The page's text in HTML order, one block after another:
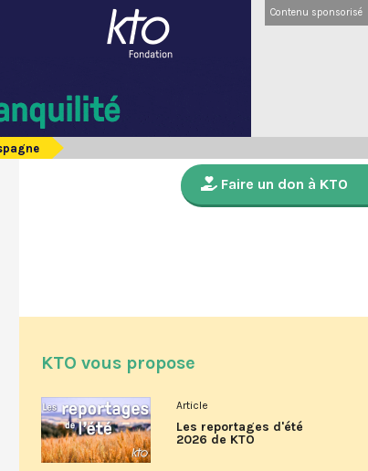
Contenu sponsorisé
Faire un don à KTO
KTO vous propose
Article
Les reportages d'été
2026 de KTO